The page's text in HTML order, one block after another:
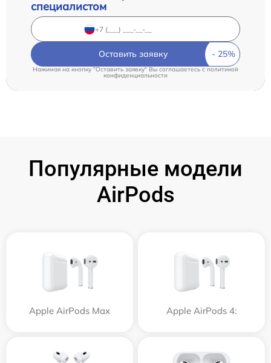
специалистом
Оставить заявку
Нажимая на кнопку "Оставить заявку" Вы соглашаетесь cполитикой
конфиденциальности
Популярные модели
AirPods
Apple AirPods Max Apple AirPods 4: